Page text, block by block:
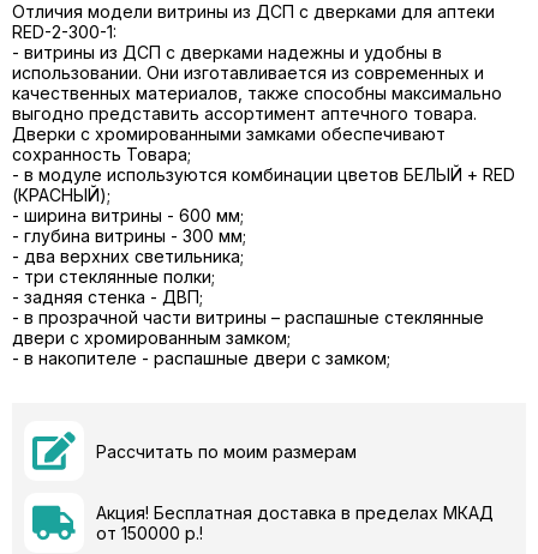
Отличия модели витрины из ДСП с дверками для аптеки
RED-2-300-1:
- витрины из ДСП с дверками надежны и удобны в
использовании. Они изготавливается из современных и
качественных материалов, также способны максимально
выгодно представить ассортимент аптечного товара.
Дверки с хромированными замками обеспечивают
сохранность Товара;
- в модуле используются комбинации цветов БЕЛЫЙ + RED
(КРАСНЫЙ);
- ширина витрины - 600 мм;
- глубина витрины - 300 мм;
- два верхних светильника;
- три стеклянные полки;
- задняя стенка - ДВП;
- в прозрачной части витрины – распашные стеклянные
двери с хромированным замком;
- в накопителе - распашные двери с замком;
Рассчитать по моим размерам
Акция! Бесплатная доставка в пределах МКАД
от 150000 р.!